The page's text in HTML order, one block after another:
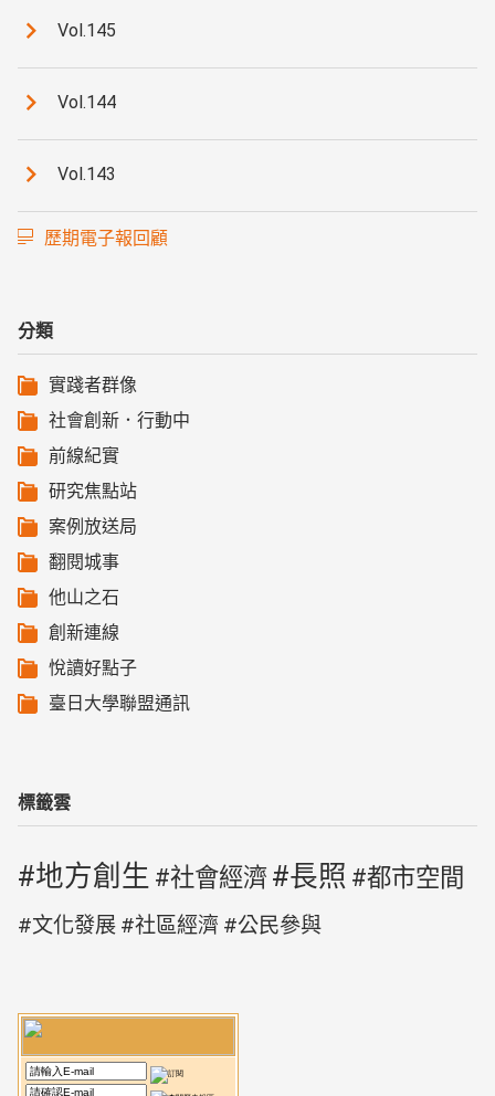
Vol.145
Vol.144
Vol.143
歷期電子報回顧
分類
實踐者群像
社會創新．行動中
前線紀實
研究焦點站
案例放送局
翻閱城事
他山之石
創新連線
悅讀好點子
臺日大學聯盟通訊
標籤雲
地方創生 社會經濟 長照 都市空間
文化發展 社區經濟 公民參與